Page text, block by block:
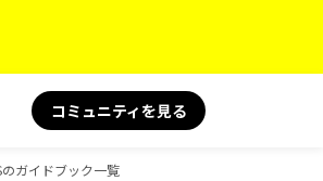
コミュニティを見る
ガイドブック一覧